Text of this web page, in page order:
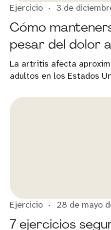
Ejercicio 3 de
Cómo
pesar del dolor
La artritis afecta
adultos en los Estados
Ejercicio 28 de mayo
7 ejercicios